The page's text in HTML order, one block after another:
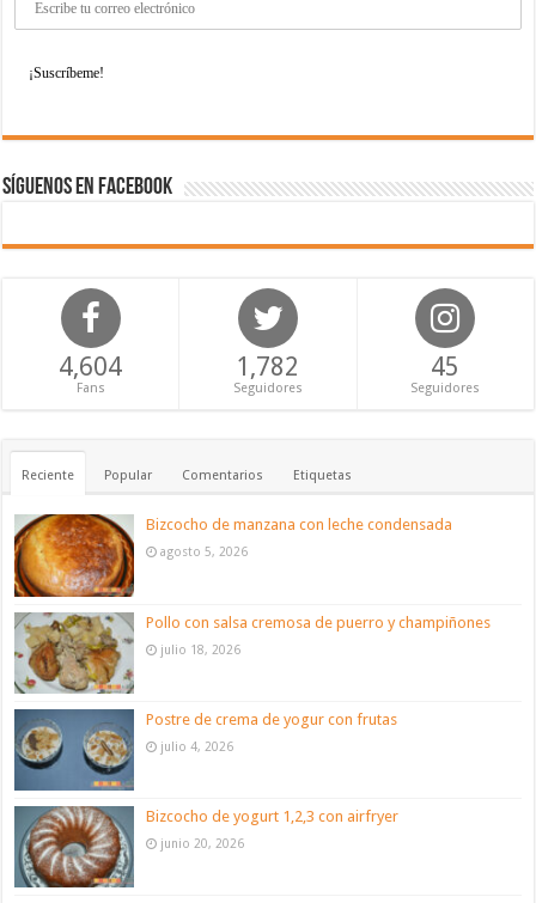
Síguenos en Facebook
4,604
Fans
1,782
Seguidores
45
Seguidores
Reciente Popular Comentarios Etiquetas
Bizcocho de manzana con leche condensada
agosto 5, 2026
Pollo con salsa cremosa de puerro y champiñones
julio 18, 2026
Postre de crema de yogur con frutas
julio 4, 2026
Bizcocho de yogurt 1,2,3 con airfryer
junio 20, 2026